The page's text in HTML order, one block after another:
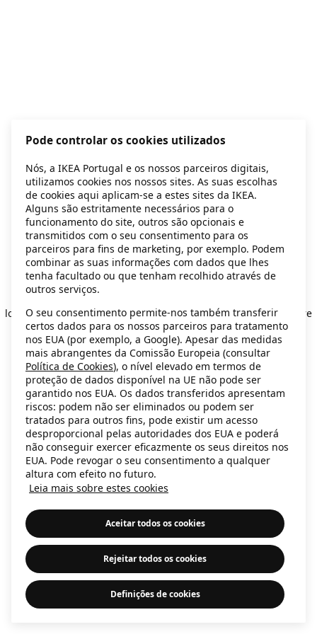
Application error: a client-side exception has occurred
loadingsecondhand.ikea.com (see the browser console for more
information).
Pode controlar os cookies utilizados
Nós, a IKEA Portugal e os nossos parceiros digitais,
utilizamos cookies nos nossos sites. As suas escolhas
de cookies aqui aplicam-se a estes sites da IKEA.
Alguns são estritamente necessários para o
funcionamento do site, outros são opcionais e
transmitidos com o seu consentimento para os
parceiros para fins de marketing, por exemplo. Podem
combinar as suas informações com dados que lhes
tenha facultado ou que tenham recolhido através de
outros serviços.
O seu consentimento permite-nos também transferir
certos dados para os nossos parceiros para tratamento
nos EUA (por exemplo, a Google). Apesar das medidas
mais abrangentes da Comissão Europeia (consultar
Política de Cookies), o nível elevado em termos de
proteção de dados disponível na UE não pode ser
garantido nos EUA. Os dados transferidos apresentam
riscos: podem não ser eliminados ou podem ser
tratados para outros fins, pode existir um acesso
desproporcional pelas autoridades dos EUA e poderá
não conseguir exercer eficazmente os seus direitos nos
EUA. Pode revogar o seu consentimento a qualquer
altura com efeito no futuro.
Leia mais sobre estes cookies
Aceitar todos os cookies
Rejeitar todos os cookies
Definições de cookies